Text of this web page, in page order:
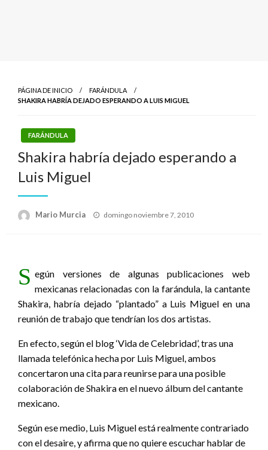
PÁGINA DE INICIO
FARÁNDULA
SHAKIRA HABRÍA DEJADO ESPERANDO A LUIS MIGUEL
FARÁNDULA
Shakira habría dejado esperando a
Luis Miguel
Mario Murcia
Publicado
domingo noviembre 7, 2010
S egún versiones de algunas publicaciones web
mexicanas relacionadas con la farándula, la cantante
Shakira, habría dejado “plantado” a Luis Miguel en una
reunión de trabajo que tendrían los dos artistas.
En efecto, según el blog ‘Vida de Celebridad’, tras una
llamada telefónica hecha por Luis Miguel, ambos
concertaron una cita para reunirse para una posible
colaboración de Shakira en el nuevo álbum del cantante
mexicano.
Según ese medio, Luis Miguel está realmente contrariado
con el desaire, y afirma que no quiere escuchar hablar de